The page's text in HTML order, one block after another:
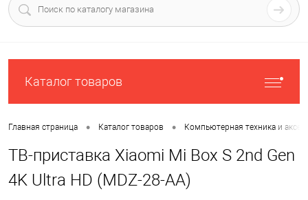
Каталог товаров
Главная страница • Каталог товаров • Компьютерная техника и
ТВ-приставка Xiaomi Mi Box S 2nd Gen
4K Ultra HD (MDZ-28-AA)